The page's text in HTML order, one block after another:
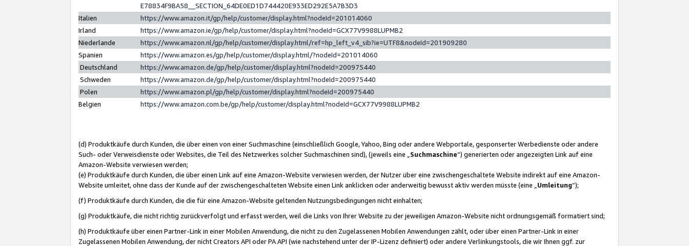
E78834F9BA58__SECTION_64DE0ED1D744420E933ED292E5A7B3D3
Italien
https://www.amazon.it/gp/help/customer/display.html?nodeId=201014060
Irland
https://www.amazon.ie/gp/help/customer/display.html?nodeId=GCX77V9988LUPMB2
Niederlande
https://www.amazon.nl/gp/help/customer/display.html/ref=hp_left_v4_sib?ie=UTF8&nodeId=201909280
Spanien
https://www.amazon.es/gp/help/customer/display.html/?nodeId=201014060
Deutschland
https://www.amazon.de/gp/help/customer/display.html?nodeId=200975440
Schweden
https://www.amazon.de/gp/help/customer/display.html?nodeId=200975440
Polen
https://www.amazon.pl/gp/help/customer/display.html?nodeId=200975440
Belgien
https://www.amazon.com.be/gp/help/customer/display.html?nodeId=GCX77V9988LUPMB2
(d) Produktkäufe durch Kunden, die über einen von einer Suchmaschine (einschließlich Google, Yahoo, Bing oder andere Webportale, gesponserter Werbedienste oder andere
Such- oder Verweisdienste oder Websites, die Teil des Netzwerkes solcher Suchmaschinen sind), (jeweils eine „ Suchmaschine“) generierten oder angezeigten Link auf eine
Amazon-Website verwiesen werden;
(e) Produktkäufe durch Kunden, die über einen Link auf eine Amazon-Website verwiesen werden, der Nutzer über eine zwischengeschaltete Website indirekt auf eine Amazon-
Website umleitet, ohne dass der Kunde auf der zwischengeschalteten Website einen Link anklicken oder anderweitig bewusst aktiv werden müsste (eine „ Umleitung“);
(f) Produktkäufe durch Kunden, die die für eine Amazon-Website geltenden Nutzungsbedingungen nicht einhalten;
(g) Produktkäufe, die nicht richtig zurückverfolgt und erfasst werden, weil die Links von Ihrer Website zu der jeweiligen Amazon-Website nicht ordnungsgemäß formatiert sind;
(h) Produktkäufe über einen Partner-Link in einer Mobilen Anwendung, die nicht zu den Zugelassenen Mobilen Anwendungen zählt, oder über einen Partner-Link in einer
Zugelassenen Mobilen Anwendung, der nicht Creators API oder PA API (wie nachstehend unter der IP-Lizenz definiert) oder andere Verlinkungstools, die wir Ihnen ggf. zur